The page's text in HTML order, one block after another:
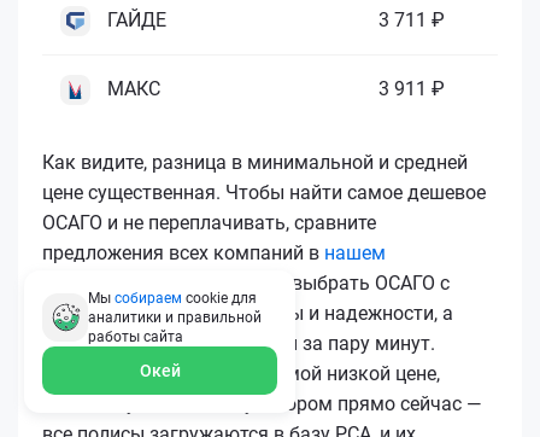
ГАЙДЕ 3 711 ₽
МАКС 3 911 ₽
Как видите, разница в минимальной и средней
цене существенная. Чтобы найти самое дешевое
ОСАГО и не переплачивать, сравните
предложения всех компаний в нашем
. Вы сможете выбрать ОСАГО с
лучшим соотношением цены и надежности, а
затем купить ОСАГО онлайн за пару минут.
Чтобы купить ОСАГО по самой низкой цене,
воспользуйтесь калькулятором прямо сейчас —
Мы собираем cookie для
аналитики и правильной
работы сайта
Окей